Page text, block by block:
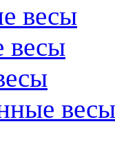
весы
весы
весы